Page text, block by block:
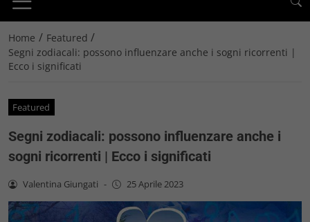
Home / Featured /
Segni zodiacali: possono influenzare anche i sogni ricorrenti |
Ecco i significati
Featured
Segni zodiacali: possono influenzare anche i
sogni ricorrenti | Ecco i significati
Valentina Giungati - 25 Aprile 2023